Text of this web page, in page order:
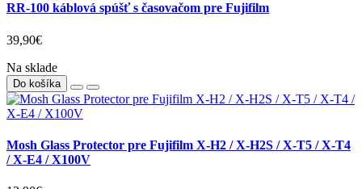
RR-100 káblová spúšť s časovačom pre Fujifilm
39,90€
Na sklade
Do košíka
Mosh Glass Protector pre Fujifilm X-H2 / X-H2S / X-T5 / X-T4
/ X-E4 / X100V